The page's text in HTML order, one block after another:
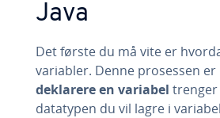
Java
Det første du må vite er
variabler. Denne prosessen
deklarere en variabel trenger
datatypen du vil lagre i